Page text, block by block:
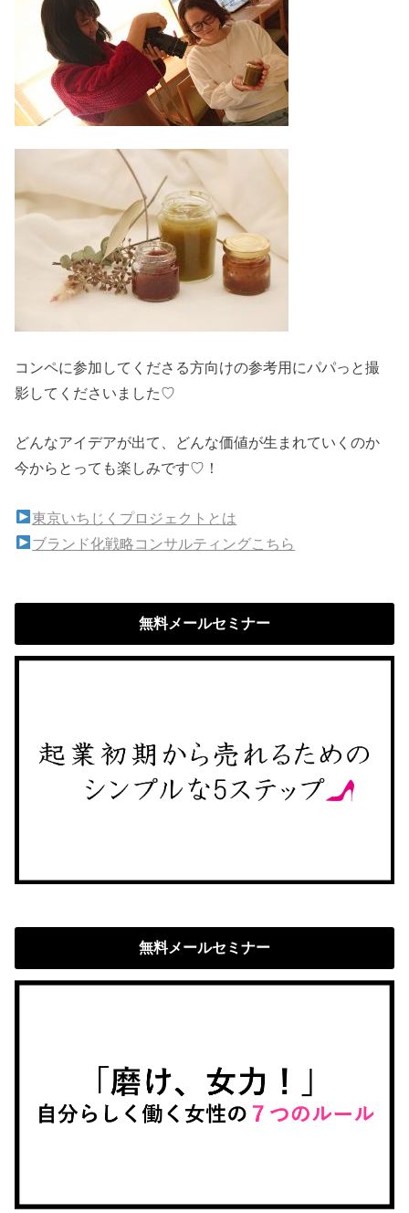
コンペに参加してくださる方向けの参考用にパパっと撮
影してくださいました♡
どんなアイデアが出て、どんな価値が生まれていくのか
今からとっても楽しみです♡！
東京いちじくプロジェクトとは
ブランド化戦略コンサルティングこちら
無料メールセミナー
無料メールセミナー